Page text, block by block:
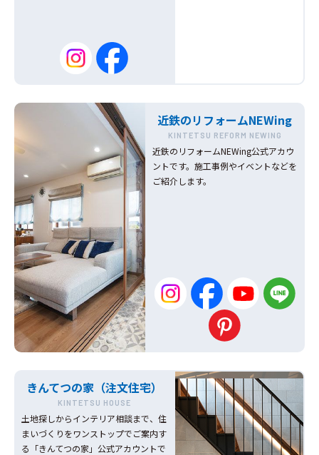
近鉄のリフォームNEWing
KINTETSU REFORM NEWING
近鉄のリフォームNEWing公式アカウ
ントです。施工事例やイベントなどを
ご紹介します。
きんてつの家（注文住宅）
KINTETSU HOUSE
土地探しからインテリア相談まで、住
まいづくりをワンストップでご案内す
る「きんてつの家」公式アカウントで